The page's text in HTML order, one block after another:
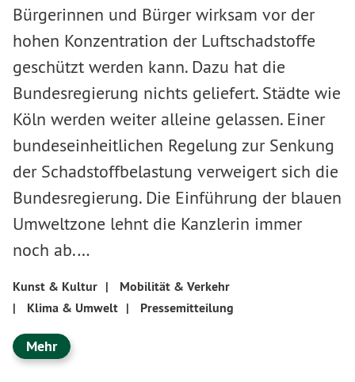
Bürgerinnen und Bürger wirksam vor der
hohen Konzentration der Luftschadstoffe
geschützt werden kann. Dazu hat die
Bundesregierung nichts geliefert. Städte wie
Köln werden weiter alleine gelassen. Einer
bundeseinheitlichen Regelung zur Senkung
der Schadstoffbelastung verweigert sich die
Bundesregierung. Die Einführung der blauen
Umweltzone lehnt die Kanzlerin immer
noch ab.…
Kunst & Kultur |
Mobilität & Verkehr
|
Klima & Umwelt | Pressemitteilung
Mehr